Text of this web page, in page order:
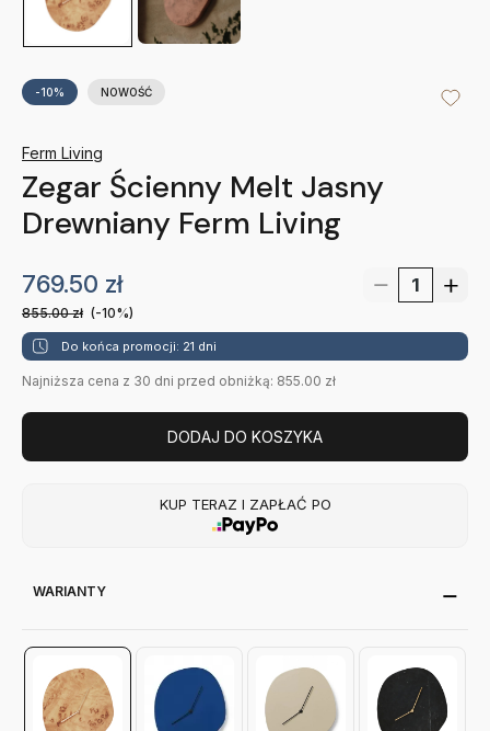
-10% NOWOŚĆ
Ferm Living
Zegar Ścienny Melt Jasny
Drewniany Ferm Living
769.50 zł
855.00zł (-10%)
Do końca promocji: 21 dni
Najniższa cena z 30 dni przed obniżką: 855.00 zł
DODAJ DO KOSZYKA
KUP TERAZ I ZAPŁAĆ PO
WARIANTY